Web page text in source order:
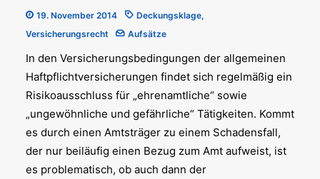
19. November 2014 Deckungsklage,
Versicherungsrecht
Aufsätze
In den Versicherungsbedingungen der allgemeinen
Haftpflichtversicherungen findet sich regelmäßig ein
Risikoausschluss für „ehrenamtliche“ sowie
„ungewöhnliche und gefährliche“ Tätigkeiten. Kommt
es durch einen Amtsträger zu einem Schadensfall,
der nur beiläufig einen Bezug zum Amt aufweist, ist
es problematisch, ob auch dann der